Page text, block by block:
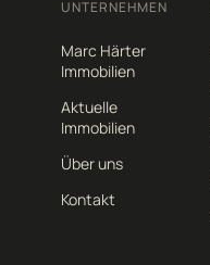
UNTERNEHMEN
Marc Härter
Immobilien
Aktuelle
Immobilien
Über uns
Kontakt